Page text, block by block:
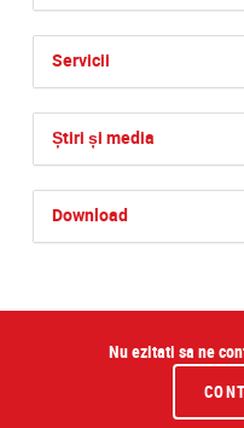
Servicii
Știri și media
Download
Nu ezitati sa ne